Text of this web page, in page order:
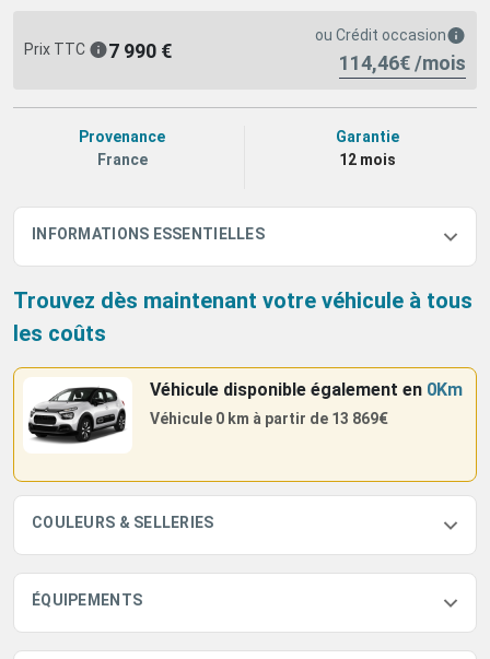
Prix TTC 7 990 €
ou Crédit occasion
114,46€ /mois
Provenance
France
Garantie
12 mois
INFORMATIONS ESSENTIELLES
Trouvez dès maintenant votre véhicule à tous
les coûts
Véhicule disponible également en 0Km
Véhicule 0 km à partir de 13 869€
COULEURS & SELLERIES
ÉQUIPEMENTS